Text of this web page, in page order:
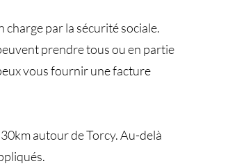
charge par la sécurité sociale.
prendre tous ou en partie
vous fournir une facture
autour de Torcy. Au-delà